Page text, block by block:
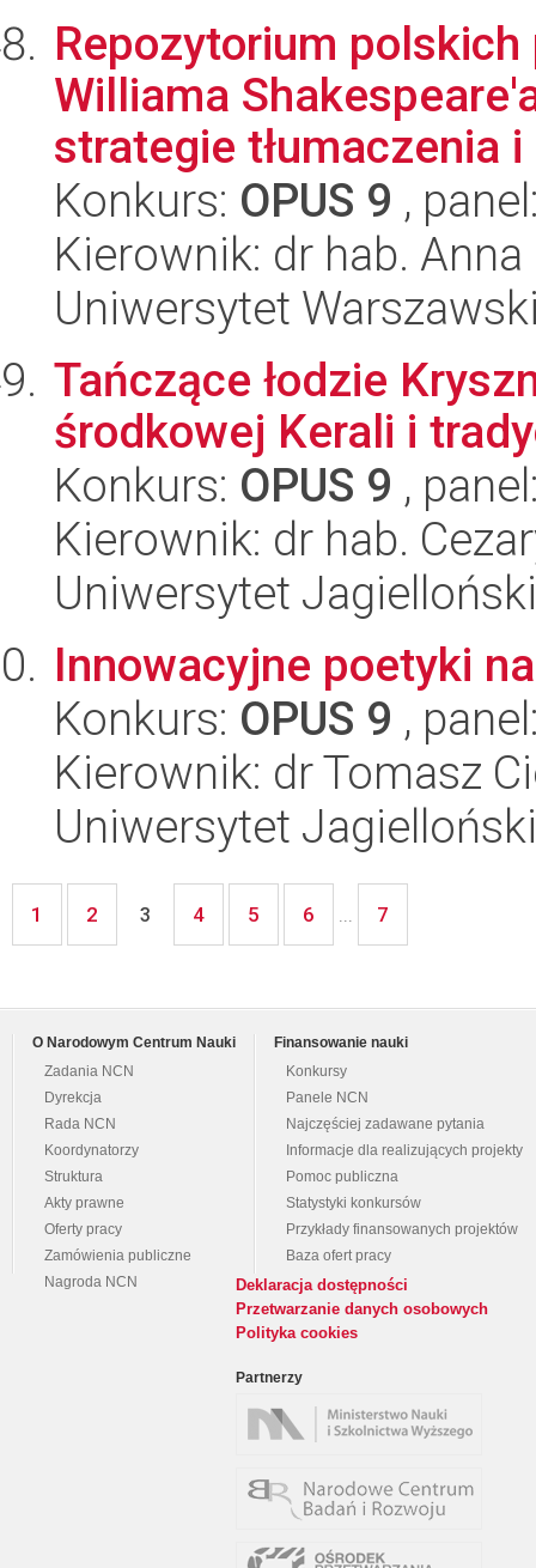
Repozytorium
Williama
strategie tłumaczenia
Konkurs: OPUS 9 ,
Kierownik: dr hab.
Uniwersytet
Tańczące łodzie
środkowej Kerali i
Konkurs: OPUS 9 ,
Kierownik: dr hab.
Uniwersytet
Innowacyjne poetyki
Konkurs: OPUS 9 ,
Kierownik: dr Tomasz
Uniwersytet
1 2 3 4 5 6 ... 7
O Narodowym Centrum Nauki
Zadania NCN
Dyrekcja
Rada NCN
Koordynatorzy
Struktura
Akty prawne
Oferty pracy
Zamówienia publiczne
Nagroda NCN
Finansowanie nauki
Konkursy
Panele NCN
Najczęściej zadawane pytania
Informacje dla realizujących projekty
Pomoc publiczna
Statystyki konkursów
Przykłady finansowanych projektów
Baza ofert pracy
Deklaracja dostępności
Przetwarzanie danych osobowych
Polityka cookies
Partnerzy